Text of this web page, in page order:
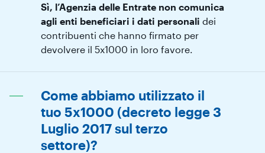
Sì, l’Agenzia delle Entrate non comunica
agli enti beneficiari i dati personali dei
contribuenti che hanno firmato per
devolvere il 5x1000 in loro favore.
Come abbiamo utilizzato il
tuo 5x1000 (decreto legge 3
Luglio 2017 sul terzo
settore)?